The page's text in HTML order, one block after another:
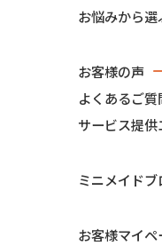
お悩みから選
お客様の声
よくあるご質
サービス提供
ミニメイドブ
お客様マイペ